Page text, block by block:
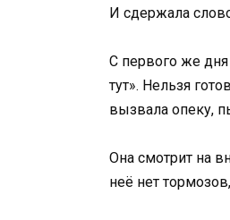
И сдержала
С первого же
тут». Нельзя
вызвала опеку,
Она смотрит на
неё нет